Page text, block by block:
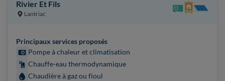
Rivier Et Fils
Lantriac
Principaux services proposés
Pompe à chaleur et climatisation
Chauffe-eau thermodynamique
Chaudière à gaz ou fioul